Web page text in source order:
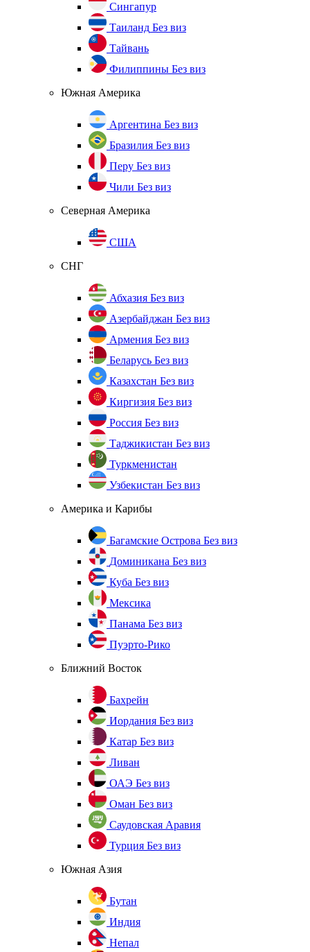
Сингапур
Таиланд Без виз
Тайвань
Филиппины Без виз
Южная Америка
Аргентина Без виз
Бразилия Без виз
Перу Без виз
Чили Без виз
Северная Америка
США
СНГ
Абхазия Без виз
Азербайджан Без виз
Армения Без виз
Беларусь Без виз
Казахстан Без виз
Киргизия Без виз
Россия Без виз
Таджикистан Без виз
Туркменистан
Узбекистан Без виз
Америка и Карибы
Багамские Острова Без виз
Доминикана Без виз
Куба Без виз
Мексика
Панама Без виз
Пуэрто-Рико
Ближний Восток
Бахрейн
Иордания Без виз
Катар Без виз
Ливан
ОАЭ Без виз
Оман Без виз
Саудовская Аравия
Турция Без виз
Южная Азия
Бутан
Индия
Непал